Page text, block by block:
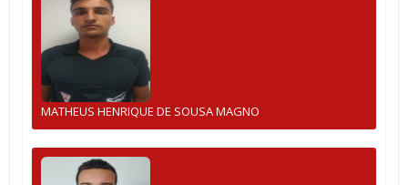
MATHEUS HENRIQUE DE SOUSA MAGNO